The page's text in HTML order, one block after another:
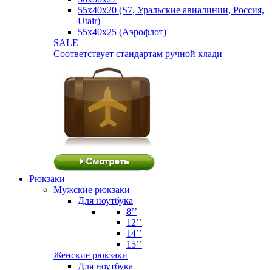
55х40х20 (S7, Уральские авиалинии, Россия,
Utair)
55х40х25 (Аэрофлот)
SALE
Соответствует стандартам ручной клади
Рюкзаки
Мужские рюкзаки
Для ноутбука
8’’
12’’
14’’
15’’
Женские рюкзаки
Для ноутбука